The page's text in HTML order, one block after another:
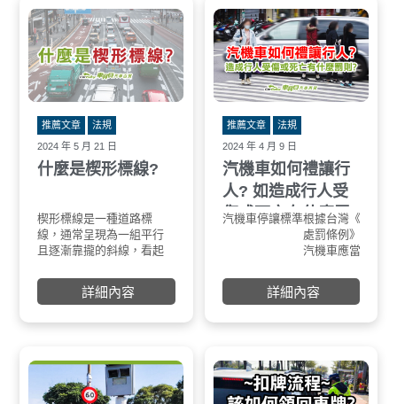
增了短天數定期票等優
惠，鼓勵民眾多搭乘大眾
運輸。
常客優惠：累計乘車次數
可享月度回饋，讓常搭乘
大眾運輸的民眾更划算。
為什麼這些新制很重要？
維護交通秩序：機車排氣
管新規有助於降低噪音汙
染，維護良好的交通環
境。
課程，提升駕駛技術，降
低事故發生率。
推動綠色運輸：TPASS
民眾多搭乘大眾運輸，減
少私人交通工具的使用，
或左、右轉，但須
他交通標誌或標線
示。
箭頭綠燈：僅允許
頭指示的方向行駛
閃光黃燈：警告用
應減速慢行，注意
禮讓幹線道車先行。
車道數：若未設標誌、標
線或號誌劃分幹、支線
道，則以進入交岔路口之
車道數計算，含快車道、
慢車道、左、右轉車道、
車種專用車道、機車優先
道及調撥車道。車道數較
多者為幹線道。
道路等級：若車道數相
同，則以道路等級較高者
為幹線道。例如，國道為
幹線道，省道為支線道。
在無號誌路口時，應遵循
什麼是楔形標線?
2024 年 5 月 21 日
推薦文章 法規
楔形標線是一種道路標
線，通常呈現為一組平行
且逐漸靠攏的斜線，看起
這種標線通常用於交通管
理，主要作用是引導車輛
《台灣楔形標線的來源》台灣楔形標線是參
的道路設計。是
白色方塊標線，讓
縮減，以降低行車
提升行車安全的標
詳細內容
汽機車如何禮讓行
人? 如造成行人受
傷或死亡有什麼罰
2024 年 4 月 9 日
推薦文章 法規
汽機車停讓標準根據台灣《道路
處罰條例》第42
汽機車應當遵守
詳細內容